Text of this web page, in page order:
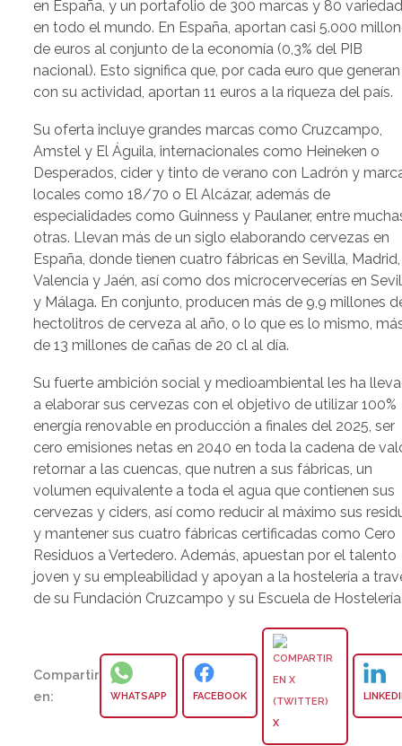
en España, y un portafolio de 300 marcas y 80
en todo el mundo. En España, aportan casi 5.000
de euros al conjunto de la economía (0,3% del PIB
nacional). Esto significa que, por cada euro que generan
con su actividad, aportan 11 euros a la riqueza del país.
Su oferta incluye grandes marcas como Cruzcampo,
Amstel y El Águila, internacionales como Heineken o
Desperados, cider y tinto de verano con Ladrón y
locales como 18/70 o El Alcázar, además de
especialidades como Guinness y Paulaner, entre
otras. Llevan más de un siglo elaborando cervezas en
España, donde tienen cuatro fábricas en Sevilla, Madrid,
Valencia y Jaén, así como dos microcervecerías en
y Málaga. En conjunto, producen más de 9,9 millones
hectolitros de cerveza al año, o lo que es lo mismo,
de 13 millones de cañas de 20 cl al día.
Su fuerte ambición social y medioambiental les ha
a elaborar sus cervezas con el objetivo de utilizar 100%
energía renovable en producción a finales del 2025, ser
cero emisiones netas en 2040 en toda la cadena de
retornar a las cuencas, que nutren a sus fábricas, un
volumen equivalente a toda el agua que contienen sus
cervezas y ciders, así como reducir al máximo sus
y mantener sus cuatro fábricas certificadas como Cero
Residuos a Vertedero. Además, apuestan por el talento
joven y su empleabilidad y apoyan a la hostelería a
de su Fundación Cruzcampo y su Escuela de
Compartir
en:
WHATSAPP FACEBOOK
X